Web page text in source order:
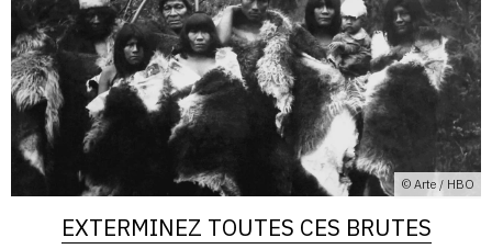
© Arte / HBO
EXTERMINEZ TOUTES CES BRUTES